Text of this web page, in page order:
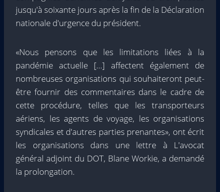
jusqu'à soixante jours après la fin de la Déclaration
nationale d'urgence du président.
«Nous pensons que les limitations liées à la
pandémie actuelle […] affectent également de
nombreuses organisations qui souhaiteront peut-
être fournir des commentaires dans le cadre de
cette procédure, telles que les transporteurs
aériens, les agents de voyage, les organisations
syndicales et d'autres parties prenantes», ont écrit
les organisations dans une lettre à L'avocat
général adjoint du DOT, Blane Workie, a demandé
la prolongation.